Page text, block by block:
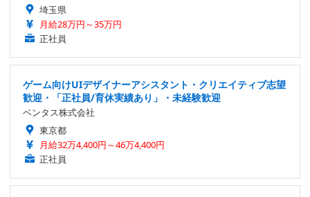
埼玉県
月給28万円～35万円
正社員
ゲーム向けUIデザイナーアシスタント・クリエイティブ志望
歓迎・「正社員/育休実績あり」・未経験歓迎
ベンタス株式会社
東京都
月給32万4,400円～46万4,400円
正社員